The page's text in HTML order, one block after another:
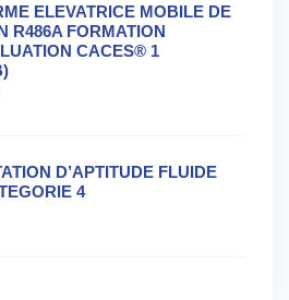
ELEVATRICE MOBILE DE
R486A FORMATION
CACES® 1
D’APTITUDE FLUIDE
4